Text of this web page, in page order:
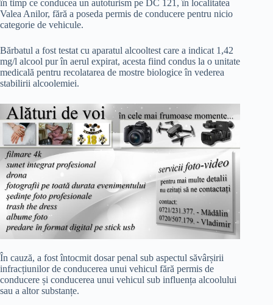
în timp ce conducea un autoturism pe DC 121, în localitatea
Valea Anilor, fără a poseda permis de conducere pentru nicio
categorie de vehicule.
Bărbatul a fost testat cu aparatul alcooltest care a indicat 1,42
mg/l alcool pur în aerul expirat, acesta fiind condus la o unitate
medicală pentru recolatarea de mostre biologice în vederea
stabilirii alcoolemiei.
În cauză, a fost întocmit dosar penal sub aspectul săvârșirii
infracțiunilor de conducerea unui vehicul fără permis de
conducere și conducerea unui vehicul sub influența alcoolului
sau a altor substanțe.